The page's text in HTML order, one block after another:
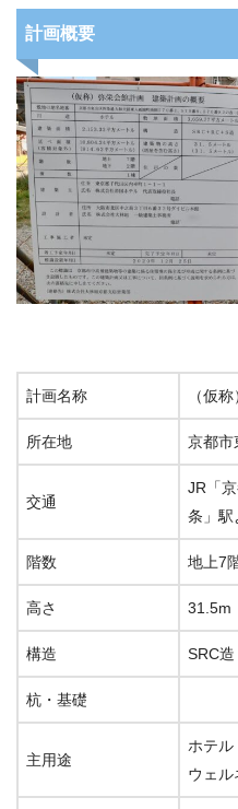
計画概要
計画名称 （仮
所在地 京都
交通
JR「
条」駅
階数 地上7
高さ 31.5m
構造 SRC
杭・基礎
主用途
ホテル
ウェ